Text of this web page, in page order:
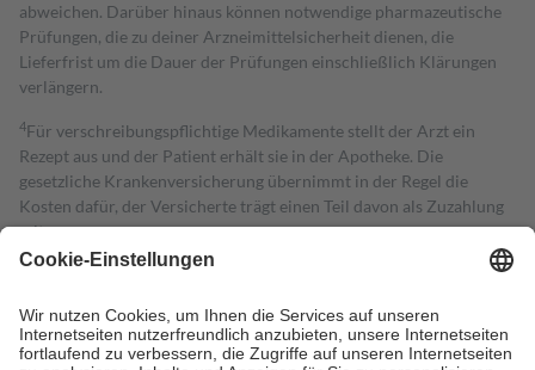
abweichen. Darüber hinaus können notwendige pharmazeutische
Prüfungen, die zu deiner Arzneimittelsicherheit dienen, die
Lieferfrist um die Dauer der Prüfungen einschließlich Klärungen
verlängern.
4Für verschreibungspflichtige Medikamente stellt der Arzt ein
Rezept aus und der Patient erhält sie in der Apotheke. Die
gesetzliche Krankenversicherung übernimmt in der Regel die
Kosten dafür, der Versicherte trägt einen Teil davon als Zuzahlung
mit.
Grundsätzlich leisten Mitglieder Zuzahlungen in Höhe von zehn
höchstens zehn Euro.
Es sind jedoch nie mehr als die tatsächlichen
Kosten der Leistung zu entrichten.
Diese Regeln gelten grundsätzlich auch für Online-Apotheken.